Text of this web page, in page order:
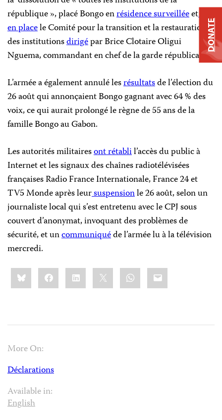
république », placé Bongo enrésidence surveilléeetmis
en placele Comité pour la transition et la restauration
des institutionsdirigépar Brice Clotaire Oligui
Nguema, commandant en chef de la garde républicaine.
L’armée a également annulé lesrésultatsde l’élection du
26 août qui annonçaient Bongo gagnant avec 64 % des
voix, ce qui aurait prolongé le règne de 55 ans de la
famille Bongo au Gabon.
Les autorités militairesont rétablil’accès du public à
Internet et les signaux des chaînes radiotélévisées
françaises Radio France Internationale, France 24 et
TV5 Monde après leursuspensionle 26 août, selon un
journaliste local qui s’est entretenu avec le CPJ sous
couvert d’anonymat, invoquant des problèmes de
sécurité, et uncommuniquéde l’armée lu à la télévision
mercredi.
Share
this:BlueskyFacebookLinkedIn WhatsApp
Email
More On:
Déclarations
Available in:
English
DONATE